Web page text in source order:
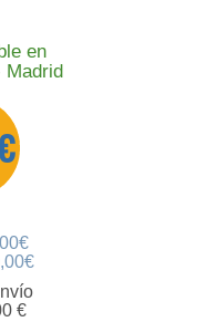
en
Madrid
€